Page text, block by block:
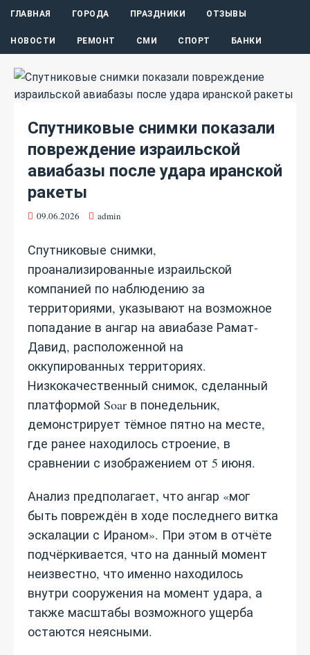
ГЛАВНАЯ ГОРОДА ПРАЗДНИКИ ОТЗЫВЫ
НОВОСТИ РЕМОНТ СМИ СПОРТ БАНКИ
Спутниковые снимки показали
повреждение израильской
авиабазы после удара иранской
ракеты
09.06.2026 admin
Спутниковые снимки,
проанализированные израильской
компанией по наблюдению за
территориями, указывают на возможное
попадание в ангар на авиабазе Рамат-
Давид, расположенной на
оккупированных территориях.
Низкокачественный снимок, сделанный
платформой Soar в понедельник,
демонстрирует тёмное пятно на месте,
где ранее находилось строение, в
сравнении с изображением от 5 июня.
Анализ предполагает, что ангар «мог
быть повреждён в ходе последнего витка
эскалации с Ираном». При этом в отчёте
подчёркивается, что на данный момент
неизвестно, что именно находилось
внутри сооружения на момент удара, а
также масштабы возможного ущерба
остаются неясными.